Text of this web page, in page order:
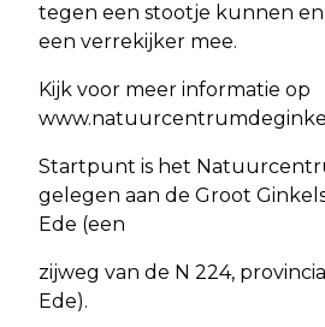
tegen een stootje kunnen
een verrekijker mee.
Kijk voor meer informatie op
Startpunt is het
gelegen aan de Groot
Ede (een
zijweg van de N 224,
Ede).